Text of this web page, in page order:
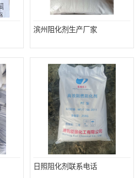
滨州阻化剂生产厂家
日照阻化剂联系电话